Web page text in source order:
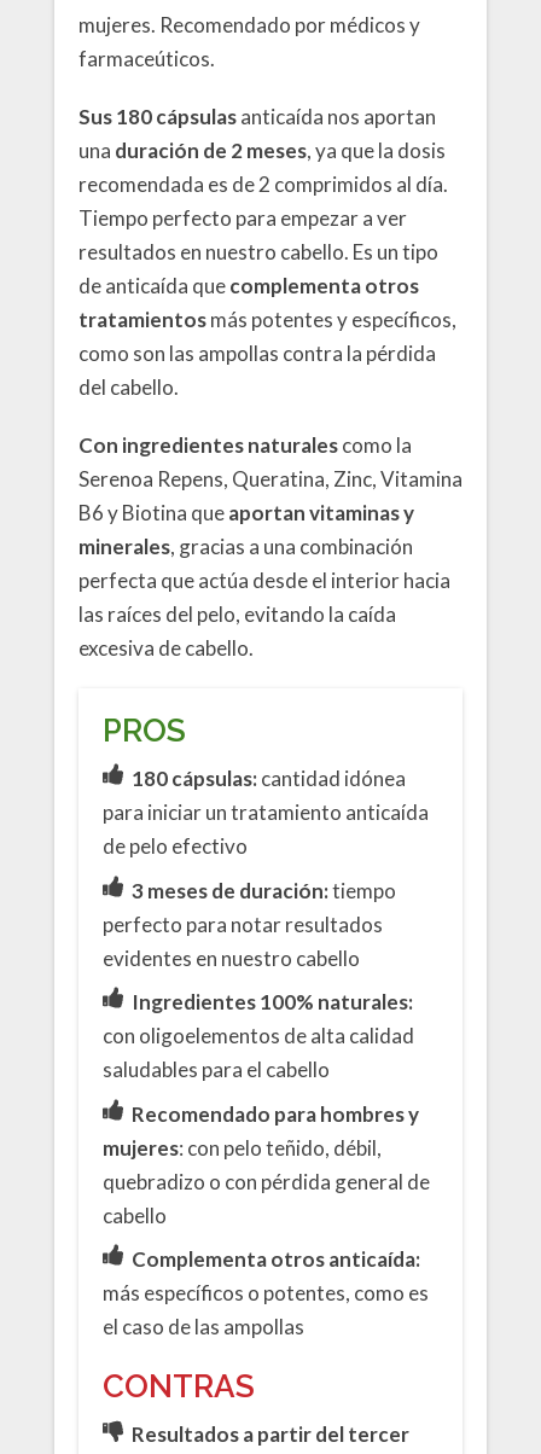
mujeres. Recomendado por médicos y
farmaceúticos.
Sus 180 cápsulasanticaída nos aportan
una duración de 2 meses, ya que la dosis
recomendada es de 2 comprimidos al día.
Tiempo perfecto para empezar a ver
resultados en nuestro cabello. Es un tipo
de anticaída quecomplementa otros
tratamientosmás potentes y específicos,
como son las ampollas contra la pérdida
del cabello.
Con ingredientes naturalescomo la
Serenoa Repens, Queratina, Zinc, Vitamina
B6 y Biotina queaportan vitaminas y
minerales, gracias a una combinación
perfecta que actúa desde el interior hacia
las raíces del pelo, evitando la caída
excesiva de cabello.
PROS
180 cápsulas:cantidad idónea
para iniciar un tratamiento anticaída
de pelo efectivo
3 meses de duración:tiempo
perfecto para notar resultados
evidentes en nuestro cabello
Ingredientes 100% naturales:
con oligoelementos de alta calidad
saludables para el cabello
Recomendado para hombres y
mujeres: con pelo teñido, débil,
quebradizo o con pérdida general de
cabello
Complementa otros anticaída:
más específicos o potentes, como es
el caso de las ampollas
CONTRAS
Resultados a partir del tercer